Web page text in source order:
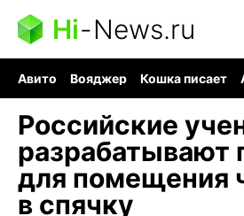
Hi-News.ru
Авито Вояджер Кошка писает
Российские
разрабатывают
для помещения
в спячку